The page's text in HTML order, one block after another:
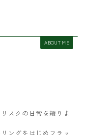
ABOUT ME
スクの日常を綴りま
ングをはじめフラッ